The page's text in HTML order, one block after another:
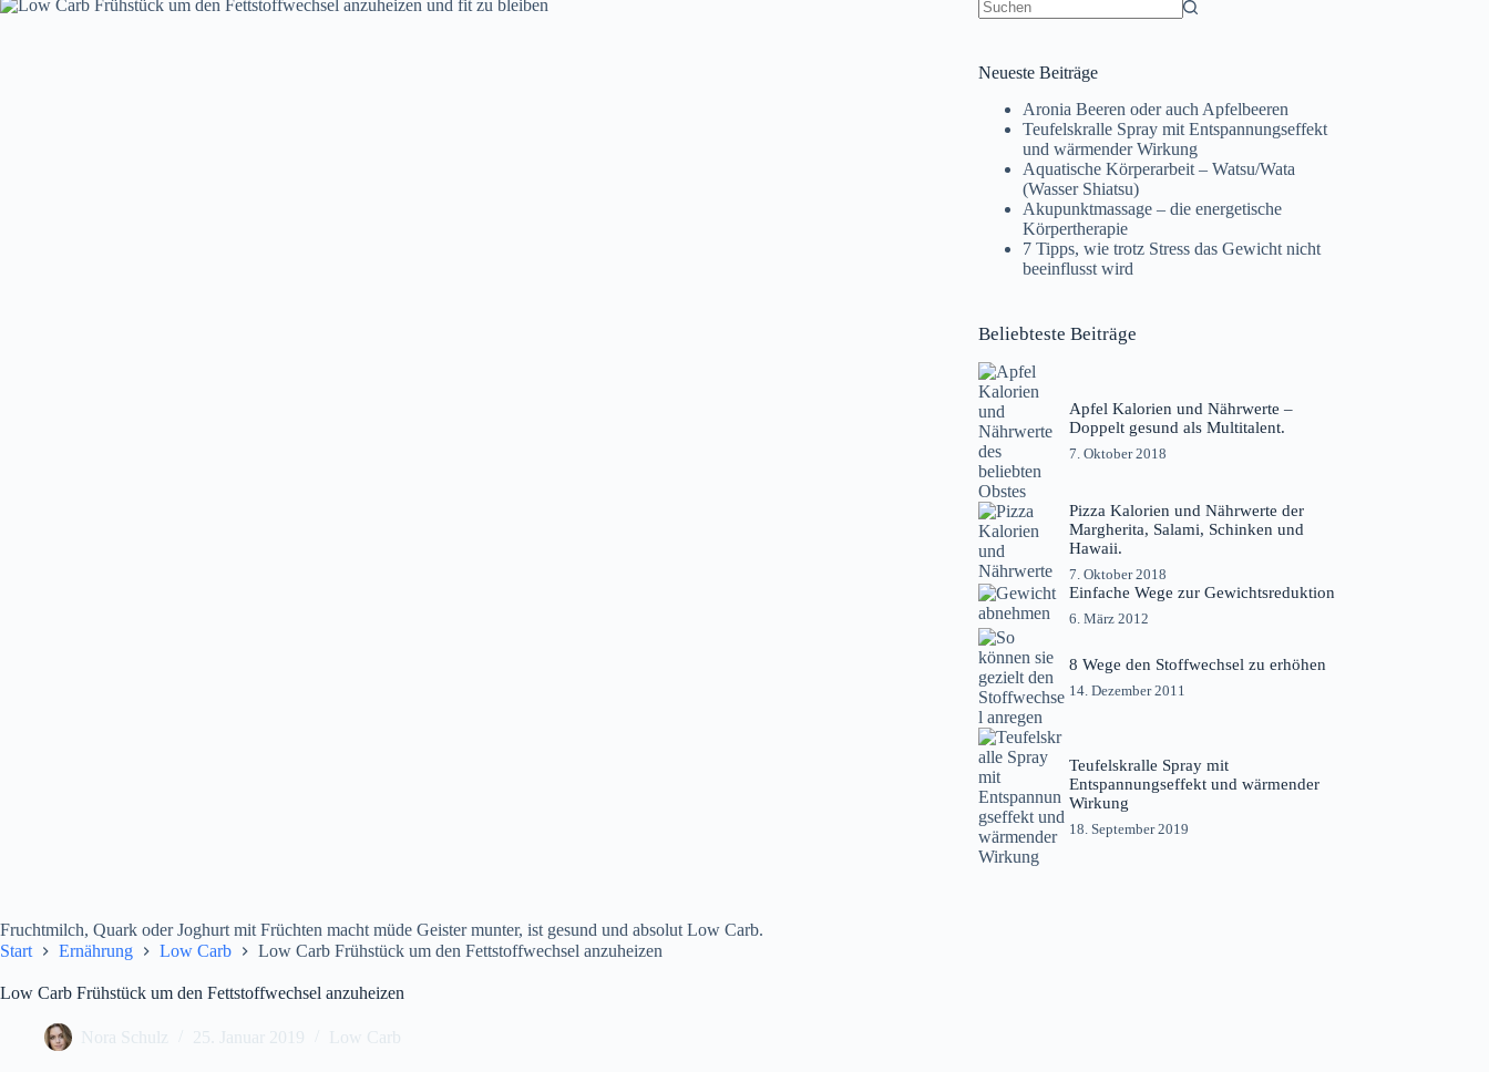
Fruchtmilch, Quark oder Joghurt mit Früchten macht müde Geister munter, ist gesund und absolut Low Carb.
Start
Ernährung Low Carb Low Carb Frühstück um den Fettstoffwechsel anzuheizen
Low Carb Frühstück um den Fettstoffwechsel anzuheizen
Nora Schulz 25. Januar 2019 Low Carb
Neueste Beiträge
Aronia Beeren oder auch Apfelbeeren
Teufelskralle Spray mit Entspannungseffekt
und wärmender Wirkung
Aquatische Körperarbeit – Watsu/Wata
(Wasser Shiatsu)
Akupunktmassage – die energetische
Körpertherapie
7 Tipps, wie trotz Stress das Gewicht nicht
beeinflusst wird
Beliebteste Beiträge
Apfel Kalorien und Nährwerte –
Doppelt gesund als Multitalent.
7. Oktober 2018
Pizza Kalorien und Nährwerte der
Margherita, Salami, Schinken und
Hawaii.
7. Oktober 2018
Einfache Wege zur Gewichtsreduktion
6. März 2012
8 Wege den Stoffwechsel zu erhöhen
14. Dezember 2011
Teufelskralle Spray mit
Entspannungseffekt und wärmender
Wirkung
18. September 2019